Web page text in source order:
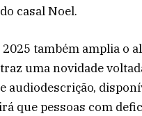
casal Noel.
2025 também amplia o
uma novidade
audiodescrição,
que pessoas com